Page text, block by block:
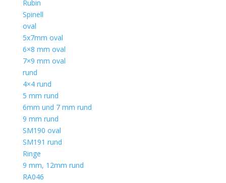
Rubin
Spinell
oval
5x7mm oval
6×8 mm oval
7×9 mm oval
rund
4×4 rund
5 mm rund
6mm und 7 mm rund
9 mm rund
SM190 oval
SM191 rund
Ringe
9 mm, 12mm rund
RA046